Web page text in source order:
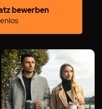
bewerben